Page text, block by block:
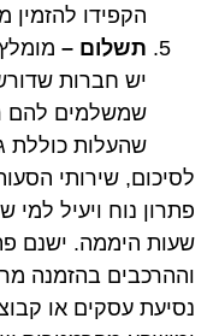
הקפידו להזמין
תשלום –
יש חברות
שמשלמים להם
שהעלות כוללת
לסיכום, שירותי
פתרון נוח ויעיל
שעות היממה. ישנם
וההרכבים בהזמנה
נסיעת עסקים או